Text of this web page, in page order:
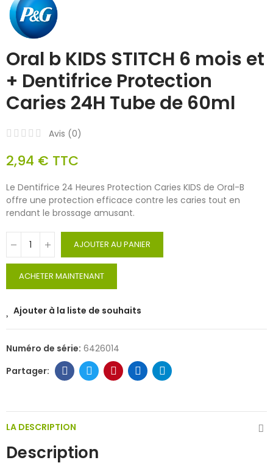
Oral b KIDS STITCH 6 mois et
+ Dentifrice Protection
Caries 24H Tube de 60ml
Avis (0)
2,94 € TTC
Le Dentifrice 24 Heures Protection Caries KIDS de Oral-B
offre une protection efficace contre les caries tout en
rendant le brossage amusant.
AJOUTER AU PANIER
ACHETER MAINTENANT
Ajouter à la liste de souhaits
Numéro de série: 6426014
LA DESCRIPTION
Description